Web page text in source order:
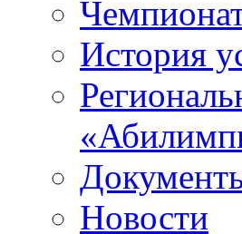
История
Новости